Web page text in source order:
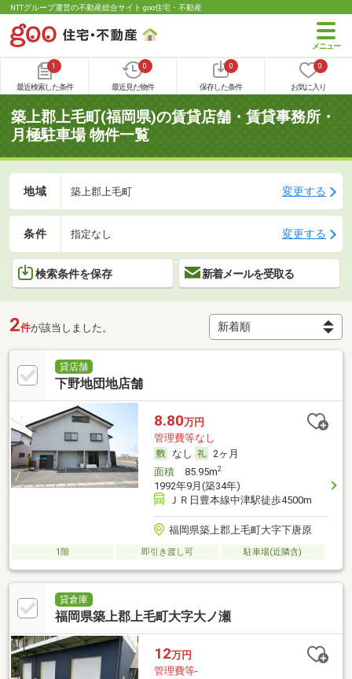
NTTグループ運営の不動産総合サイト goo住宅・不動産
1
最近検索した条件
0
最近見た物件
0
保存した条件
0
お気に入り
築上郡上毛町(福岡県)の賃貸店舗・賃貸事務所・
月極駐車場 物件一覧
地域 築上郡上毛町 変更する
条件 指定なし 変更する
検索条件を保存 新着メールを受取る
2件が該当しました。
貸店舗
下野地団地店舗
8.80万円
管理費等なし
なし
2ヶ月
面積85.95m2
1992年9月(築34年)
ＪＲ日豊本線中津駅徒歩4500m
福岡県築上郡上毛町大字下唐原
1階 即引き渡し可 駐車場(近隣含)
貸倉庫
福岡県築上郡上毛町大字大ノ瀬
12万円
管理費等-